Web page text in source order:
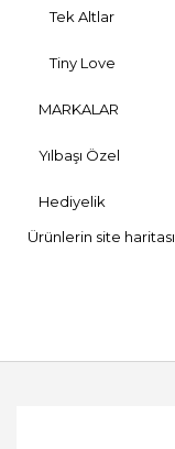
Tek Altlar
Tiny Love
MARKALAR
Yılbaşı Özel
Hediyelik
Ürünlerin site haritası